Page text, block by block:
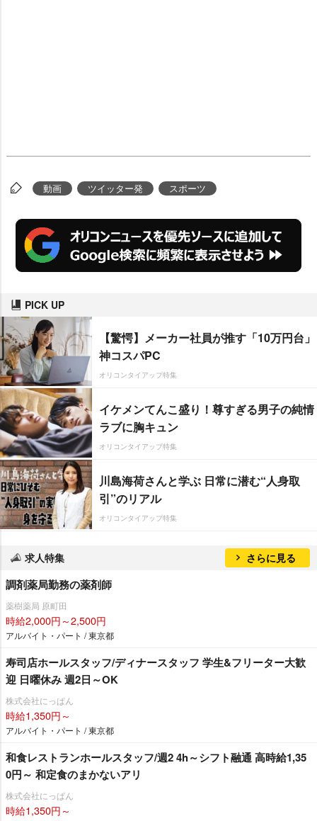
動画 ツイッター発 スポーツ
PICK UP
【驚愕】メーカー社員が推す「10万円台」
神コスパPC
オリコンタイアップ特集
イケメンてんこ盛り！尊すぎる男子の純情
ラブに胸キュン
オリコンタイアップ特集
川島海荷さんと学ぶ 日常に潜む“人身取
引”のリアル
オリコンタイアップ特集
求人特集 さらに見る
調剤薬局勤務の薬剤師
薬樹薬局 原町田
時給2,000円～2,500円
アルバイト・パート / 東京都
寿司店ホールスタッフ/ディナースタッフ 学生&フリーター大歓
迎 日曜休み 週2日～OK
株式会社にっぱん
時給1,350円～
アルバイト・パート / 東京都
和食レストランホールスタッフ/週2 4h～シフト融通 高時給1,35
0円～ 和定食のまかないアリ
株式会社にっぱん
時給1,350円～